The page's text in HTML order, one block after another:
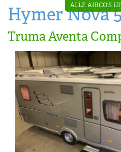
‘Onder de
bank’ airco’s
‘Teleco
Ultra
Comfort ‘
airco
Airco
montage
ALLE AIRCO'S
Hymer Nova
Truma Aventa